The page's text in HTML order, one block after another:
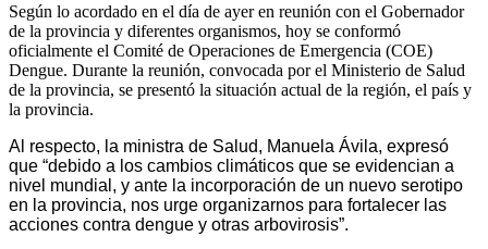
Según lo acordado en el día de ayer en reunión con el Gobernador
de la provincia y diferentes organismos, hoy se conformó
oficialmente el Comité de Operaciones de Emergencia (COE)
Dengue. Durante la reunión, convocada por el Ministerio de Salud
de la provincia, se presentó la situación actual de la región, el país y
la provincia.
Al respecto, la ministra de Salud, Manuela Ávila, expresó
que “debido a los cambios climáticos que se evidencian a
nivel mundial, y ante la incorporación de un nuevo serotipo
en la provincia, nos urge organizarnos para fortalecer las
acciones contra dengue y otras arbovirosis”.